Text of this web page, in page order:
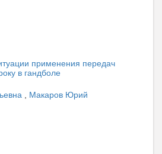
применения передач
в гандболе
, Макаров Юрий